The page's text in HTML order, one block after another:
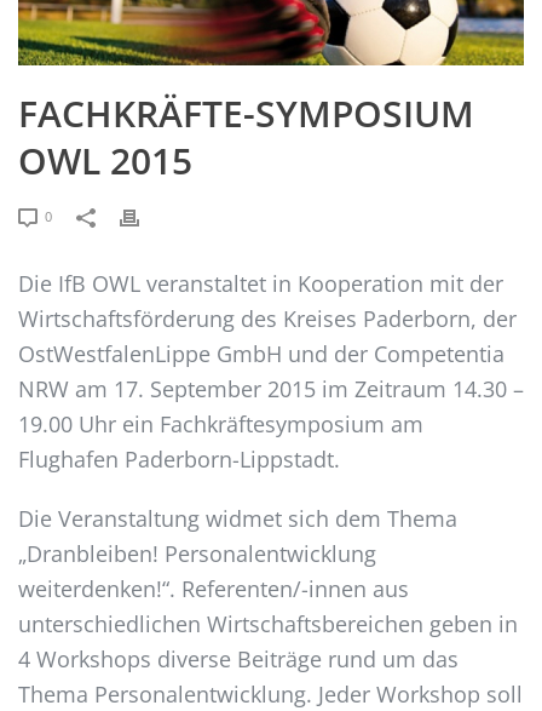
FACHKRÄFTE-SYMPOSIUM
OWL 2015
0
Die IfB OWL veranstaltet in Kooperation mit der
Wirtschaftsförderung des Kreises Paderborn, der
OstWestfalenLippe GmbH und der Competentia
NRW am 17. September 2015 im Zeitraum 14.30 –
19.00 Uhr ein Fachkräftesymposium am
Flughafen Paderborn-Lippstadt.
Die Veranstaltung widmet sich dem Thema
„Dranbleiben! Personalentwicklung
weiterdenken!“. Referenten/-innen aus
unterschiedlichen Wirtschaftsbereichen geben in
4 Workshops diverse Beiträge rund um das
Thema Personalentwicklung. Jeder Workshop soll